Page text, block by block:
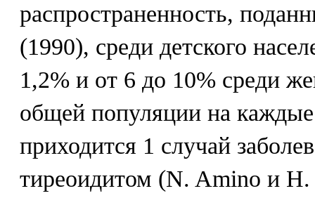
распространенность,
(1990), среди детского
1,2% и от 6 до 10% среди
общей популяции на
приходится 1 случай
тиреоидитом (N. Amino и Н.